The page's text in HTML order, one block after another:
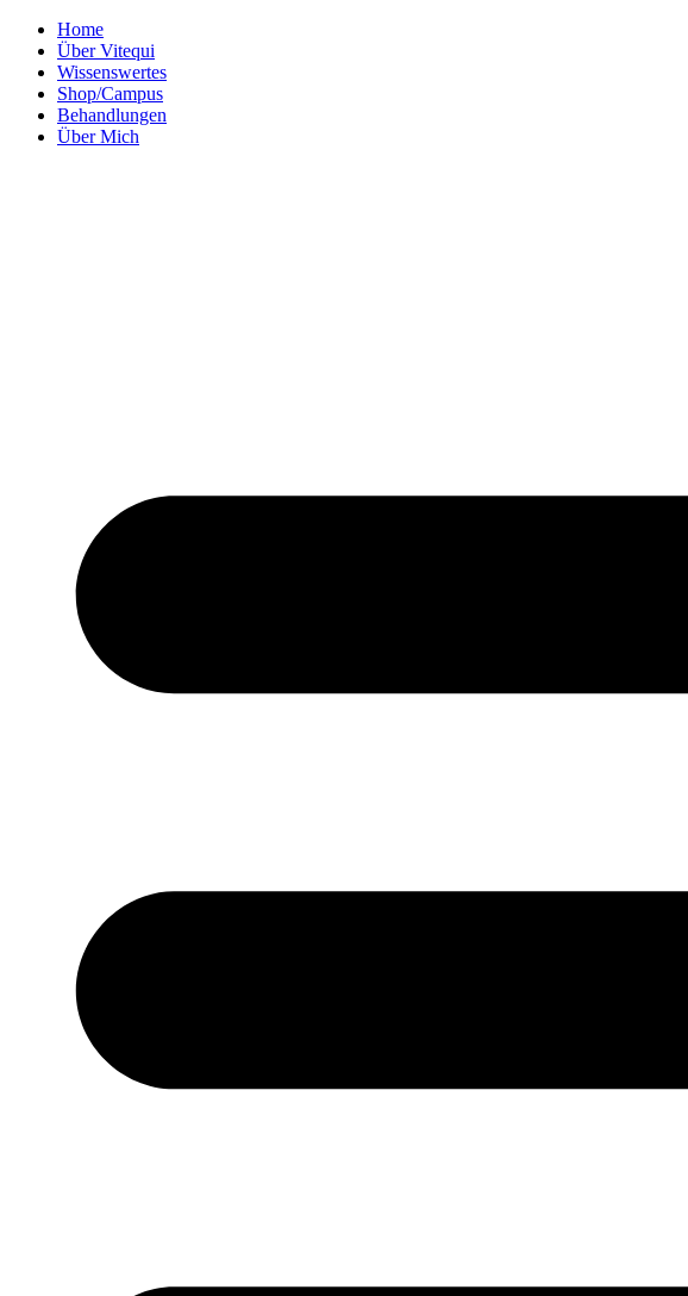
Zum
Inhalt
wechseln
Home
Über Vitequi
Wissenswertes
Shop/Campus
Behandlungen
Über Mich